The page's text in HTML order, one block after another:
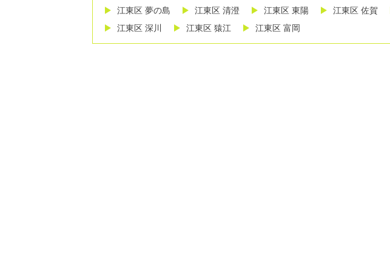
江東区 夢の島
江東区 清澄 江東区 東陽 江東区 佐賀
江東区 深川
江東区 猿江 江東区 富岡